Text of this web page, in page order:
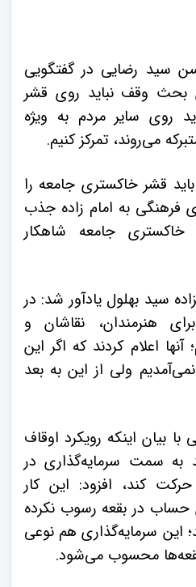
سید رضایی در گفتگویی
بحث وقف نباید روی قشر
روی سایر مردم به ویژه
می‌روند، تمرکز کنیم.
قشر خاکستری جامعه را
فرهنگی به امام زاده جذب
جامعه شاهکار
سید بهلول یادآور شد: در
هنرمندان، نقاشان و
اعلام کردند که اگر این
نمی‌آمدیم ولی از این به بعد
بیان اینکه رویکرد اوقاف
به سمت سرمایه‌گذاری در
کند، افزود: این کار
در بقعه رسوب نکرده
این سرمایه‌گذاری هم نوعی
محسوب می‌شود.